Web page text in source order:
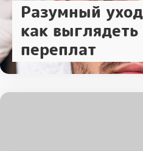
Разумный
как
переплат